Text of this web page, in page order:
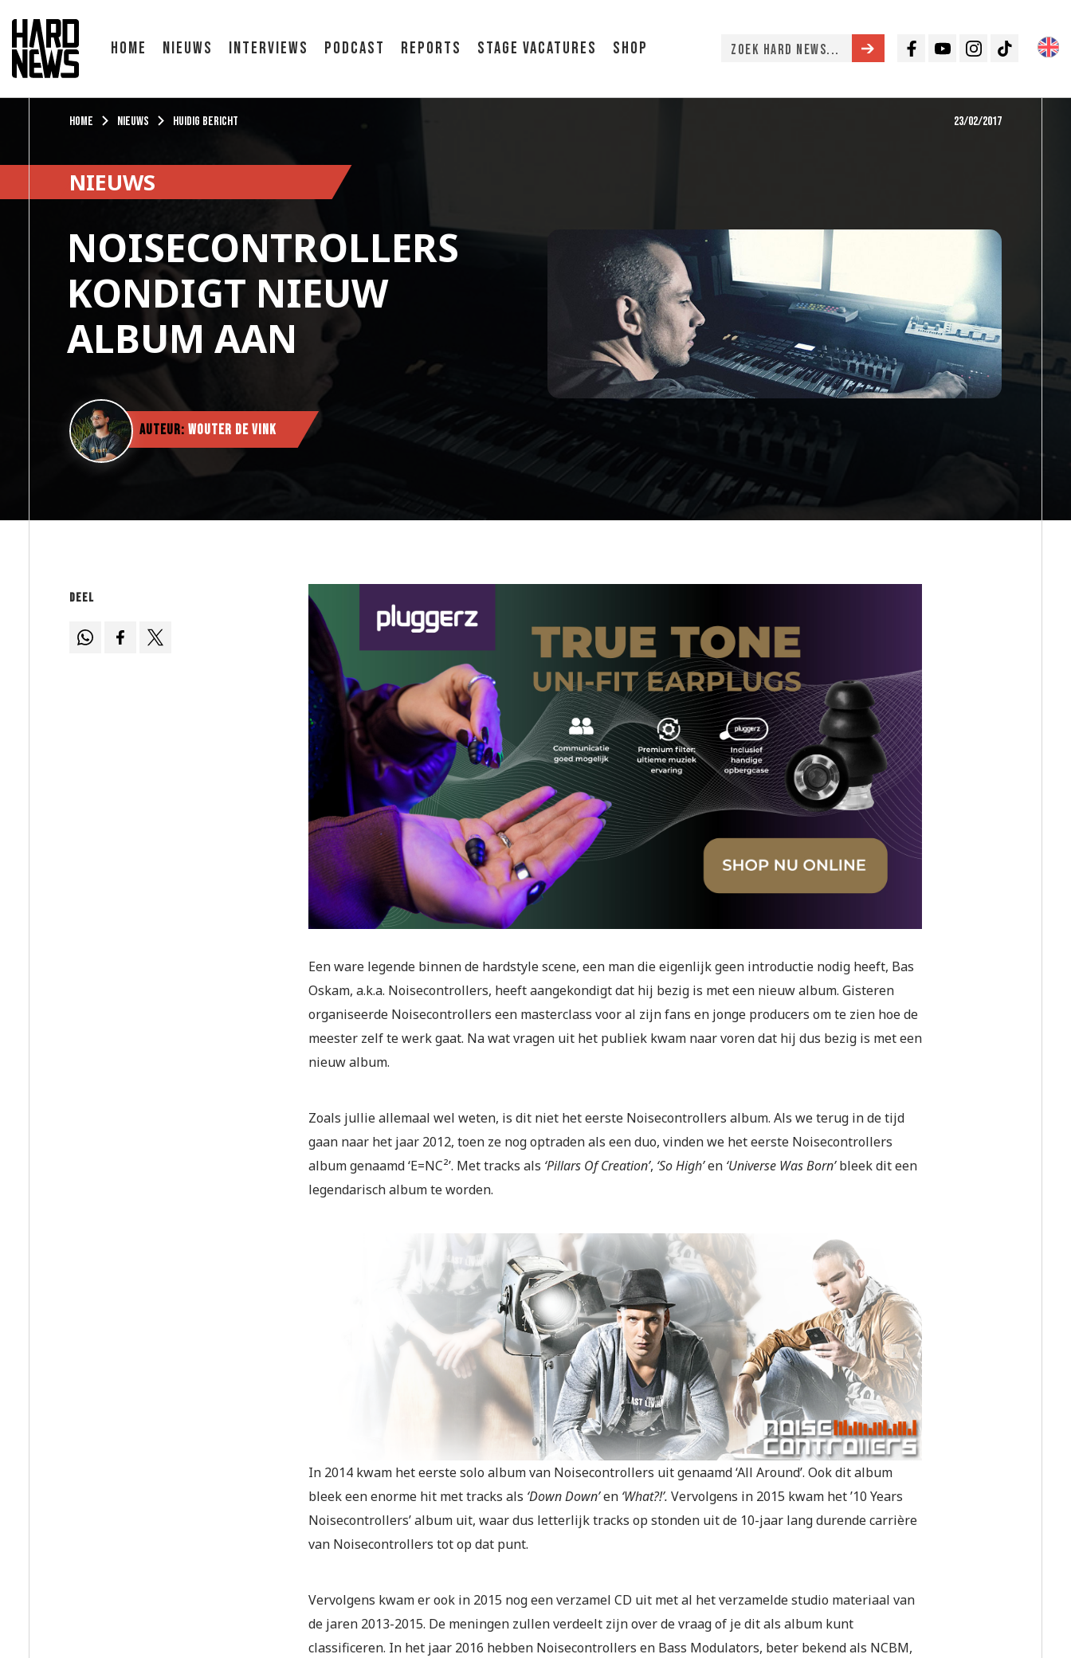
Home Nieuws Interviews Podcast Reports Stage vacatures Shop
Facebook
YoutubeInstagramTikTok
Home Nieuws Huidig bericht 23/02/2017
NIEUWS
NOISECONTROLLERS
KONDIGT NIEUW
ALBUM AAN
Auteur: Wouter de Vink
Deel
Een ware legende binnen de hardstyle scene, een man die eigenlijk geen introductie nodig heeft, Bas
Oskam, a.k.a. Noisecontrollers, heeft aangekondigt dat hij bezig is met een nieuw album. Gisteren
organiseerde Noisecontrollers een masterclass voor al zijn fans en jonge producers om te zien hoe de
meester zelf te werk gaat. Na wat vragen uit het publiek kwam naar voren dat hij dus bezig is met een
nieuw album.
Zoals jullie allemaal wel weten, is dit niet het eerste Noisecontrollers album. Als we terug in de tijd
gaan naar het jaar 2012, toen ze nog optraden als een duo, vinden we het eerste Noisecontrollers
album genaamd ‘E=NC²’. Met tracks als ‘Pillars Of Creation’, ‘So High’en‘Universe Was Born’bleek dit een
legendarisch album te worden.
In 2014 kwam het eerste solo album van Noisecontrollers uit genaamd ‘All Around’. Ook dit album
bleek een enorme hit met tracks als ‘Down Down’en ‘What?!’. Vervolgens in 2015 kwam het ’10 Years
Noisecontrollers’ album uit, waar dus letterlijk tracks op stonden uit de 10-jaar lang durende carrière
van Noisecontrollers tot op dat punt.
Vervolgens kwam er ook in 2015 nog een verzamel CD uit met al het verzamelde studio materiaal van
de jaren 2013-2015. De meningen zullen verdeelt zijn over de vraag of je dit als album kunt
classificeren. In het jaar 2016 hebben Noisecontrollers en Bass Modulators, beter bekend als NCBM,